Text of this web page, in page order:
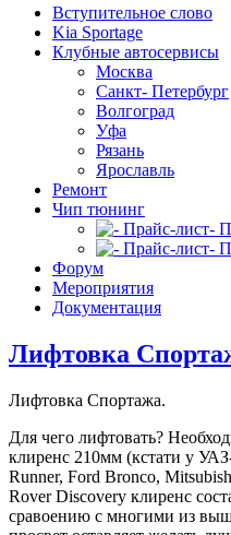
Вступительное слово
Kia Sportage
Клубные автосервисы
Москва
Санкт- Петербург
Волгоград
Уфа
Рязань
Ярославль
Ремонт
Чип тюнинг
-
-
Форум
Мероприятия
Документация
Лифтовка
Лифтовка Спортажа.
Для чего лифтовать?
клиренс 210мм (кстати у
Runner, Ford Bronco,
Rover Discovery клиренс
сравоению с многими из